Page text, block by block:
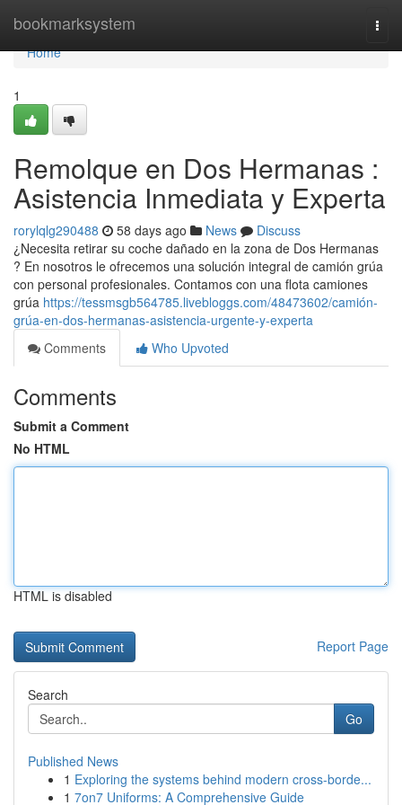
bookmarksystem
Home
Home
1
Remolque en Dos Hermanas :
Asistencia Inmediata y Experta
rorylqlg290488 58 days ago News
Discuss
¿Necesita retirar su coche dañado en la zona de Dos Hermanas
? En nosotros le ofrecemos una solución integral de camión grúa
con personal profesionales. Contamos con una flota camiones
grúa https://tessmsgb564785.livebloggs.com/48473602/camión-
grúa-en-dos-hermanas-asistencia-urgente-y-experta
Comments
Who Upvoted
Comments
Submit a Comment
No HTML
HTML is disabled
Report Page
Search
Go
Published News
1 Exploring the systems behind modern cross-borde...
1 7on7 Uniforms: A Comprehensive Guide